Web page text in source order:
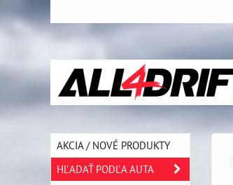
AKCIA / NOVÉ PRODUKTY
HĽADAŤ PODĽA AUTA